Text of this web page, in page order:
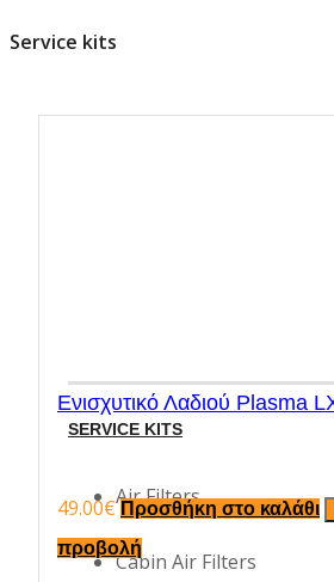
Service kits
SERVICE KITS
Air Filters
Cabin Air Filters
Ενισχυτικό Λαδιού Plasma
49.00€ Προσθήκη στο καλάθι
προβολή